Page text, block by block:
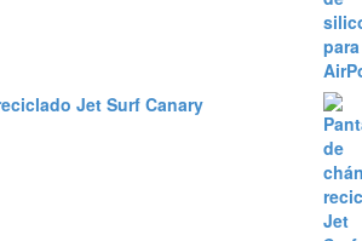
Jet Surf Canary